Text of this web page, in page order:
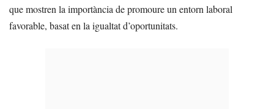
que mostren la importància de promoure un entorn laboral
favorable, basat en la igualtat d’oportunitats.